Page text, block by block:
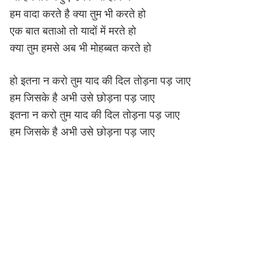
हम वादा करते है क्या तुम भी करते हो
एक बात बताओ तो यादों में मरते हो
क्या तुम हमसे अब भी मोहब्बत करते हो
हो इतना न करो तुम याद की दिल तोड़ना पड़ जाए
हम जिसके है अभी उसे छोड़ना पड़ जाए
इतना न करो तुम याद की दिल तोड़ना पड़ जाए
हम जिसके है अभी उसे छोड़ना पड़ जाए